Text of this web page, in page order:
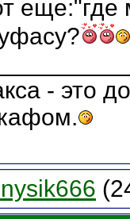
еще:"где
- это